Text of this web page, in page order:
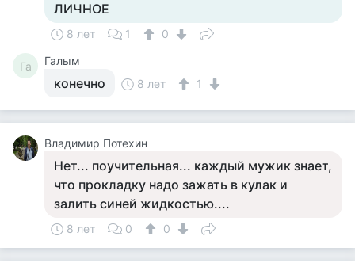
ЛИЧНОЕ
8 лет 1 0
Га Галым
конечно 8 лет 1
Владимир Потехин
Нет... поучительная... каждый мужик знает,
что прокладку надо зажать в кулак и
залить синей жидкостью....
8 лет 0 0